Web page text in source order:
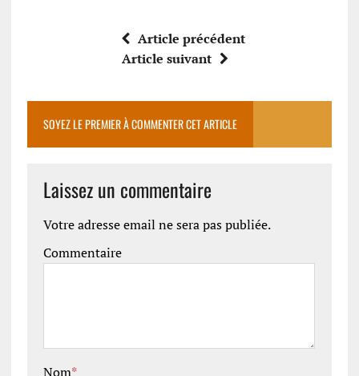
Article précédent
Article suivant
SOYEZ LE PREMIER À COMMENTER CET ARTICLE
Laissez un commentaire
Votre adresse email ne sera pas publiée.
Commentaire
Nom*